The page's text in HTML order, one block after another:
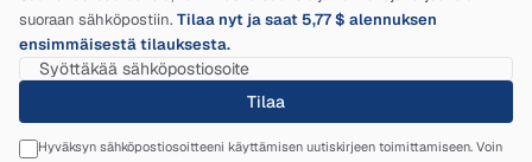
suoraan sähköpostiin. Tilaa nyt ja saat 5,77 $ alennuksen
ensimmäisestä tilauksesta.
Tilaa
Hyväksyn sähköpostiosoitteeni käyttämisen uutiskirjeen toimittamiseen. Voin